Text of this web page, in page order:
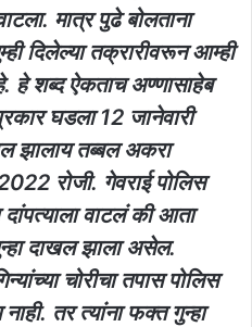
मात्र पुढे बोलताना
दिलेल्या तक्रारीवरून आम्ही
हे शब्द ऐकताच अण्णासाहेब
घडला 12 जानेवारी
झालाय तब्बल अकरा
रोजी. गेवराई पोलिस
दांपत्याला वाटलं की आता
दाखल झाला असेल.
चोरीचा तपास पोलिस
तर त्यांना फक्त गुन्हा